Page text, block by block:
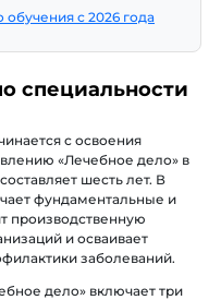
с 2026 года
специальности
с освоения
«Лечебное дело» в
шесть лет. В
фундаментальные и
производственную
и осваивает
заболеваний.
дело» включает три